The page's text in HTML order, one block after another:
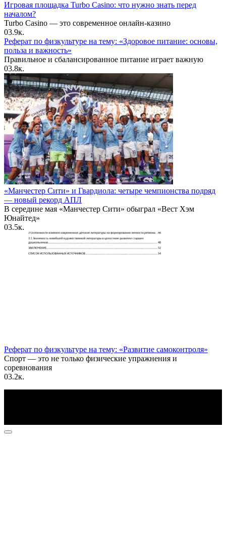
Игровая площадка Turbo Casino: что нужно знать перед
началом?
Turbo Casino — это современное онлайн-казино
03.9к.
Реферат по физкультуре на тему: «Здоровое питание: основы,
польза и важность»
Правильное и сбалансированное питание играет важную
03.8к.
«Манчестер Сити» и Гвардиола: четыре чемпионства подряд
— новый рекорд АПЛ
В середине мая «Манчестер Сити» обыграл «Вест Хэм
Юнайтед»
03.5к.
Реферат по физкультуре на тему: «Развитие самоконтроля»
Спорт — это не только физические упражнения и
соревнования
03.2к.